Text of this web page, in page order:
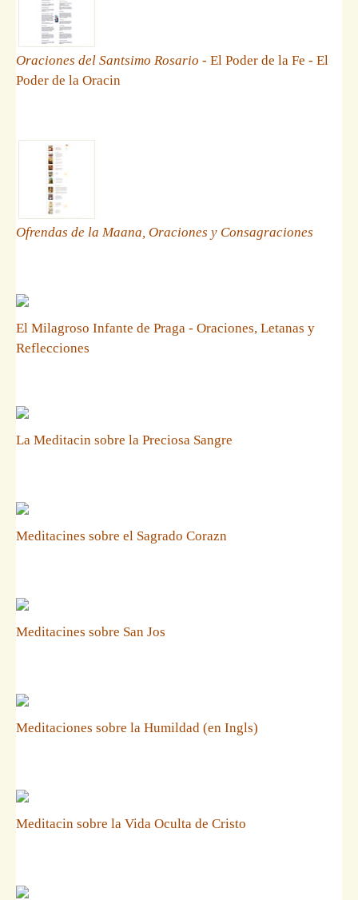
Oraciones del Santsimo Rosario - El Poder de la Fe - El
Poder de la Oracin
Ofrendas de la Maana, Oraciones y Consagraciones
El Milagroso Infante de Praga - Oraciones, Letanas y
Reflecciones
La Meditacin sobre la Preciosa Sangre
Meditacines sobre el Sagrado Corazn
Meditacines sobre San Jos
Meditaciones sobre la Humildad (en Ingls)
Meditacin sobre la Vida Oculta de Cristo